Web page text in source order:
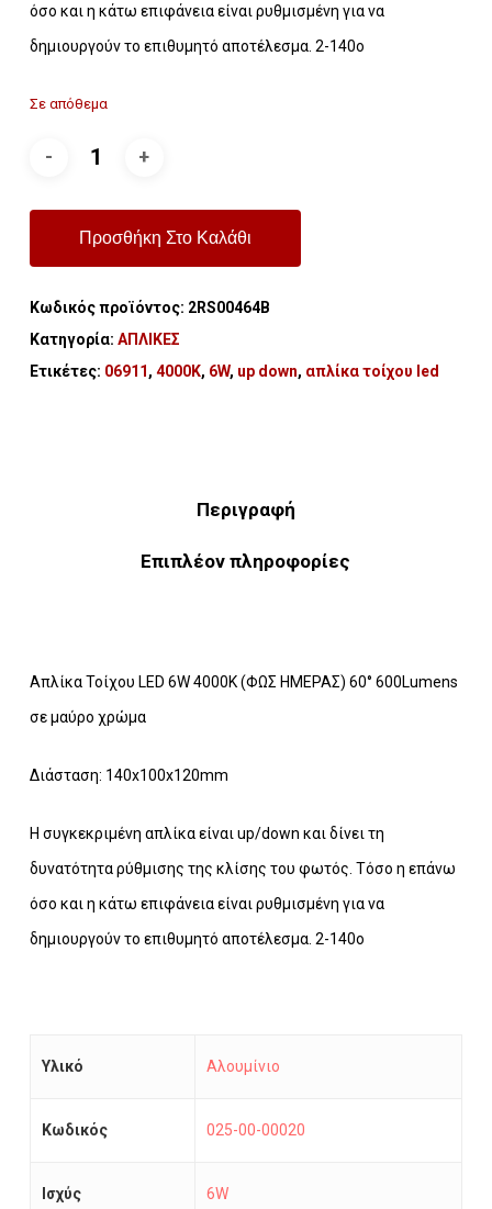
όσο και η κάτω επιφάνεια είναι ρυθμισμένη για να
δημιουργούν το επιθυμητό αποτέλεσμα. 2-140ο
Σε απόθεμα
Προσθήκη Στο Καλάθι
Κωδικός προϊόντος: 2RS00464B
Κατηγορία: ΑΠΛΙΚΕΣ
Ετικέτες: 06911, 4000K, 6W, up down, απλίκα τοίχου led
Περιγραφή
Επιπλέον πληροφορίες
Απλίκα Τοίχου LED 6W 4000K (ΦΩΣ ΗΜΕΡΑΣ) 60° 600Lumens
σε μαύρο χρώμα
Διάσταση: 140x100x120mm
Η συγκεκριμένη απλίκα είναι up/down και δίνει τη
δυνατότητα ρύθμισης της κλίσης του φωτός. Τόσο η επάνω
όσο και η κάτω επιφάνεια είναι ρυθμισμένη για να
δημιουργούν το επιθυμητό αποτέλεσμα. 2-140ο
Υλικό Αλουμίνιο
Κωδικός 025-00-00020
Ισχύς 6W